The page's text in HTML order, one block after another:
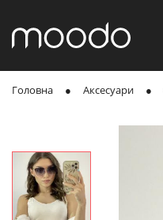
Головна Аксесуари